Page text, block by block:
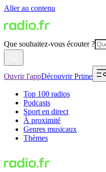
Aller au contenu
Que souhaitez-vous écouter ?
Ouvrir l'appDécouvrir Prime
Top 100 radios
Podcasts
Sport en direct
À proximité
Genres musicaux
Thèmes